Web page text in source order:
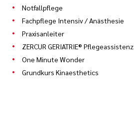
Notfallpflege
Fachpflege Intensiv / Anästhesie
Praxisanleiter
ZERCUR GERIATRIE® Pflegeassistenz
One Minute Wonder
Grundkurs Kinaesthetics